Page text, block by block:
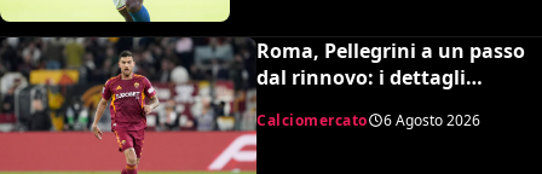
Roma, Pellegrini a un passo
dal rinnovo: i dettagli
Calciomercato 6 Agosto 2026